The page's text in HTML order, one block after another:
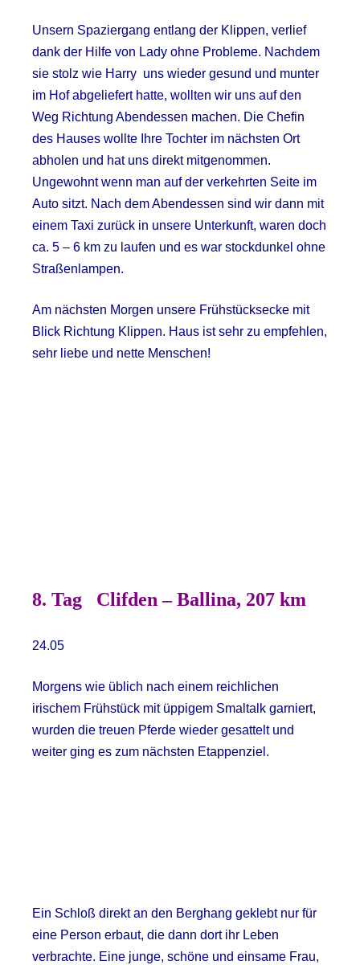
Unsern Spaziergang entlang der Klippen, verlief
dank der Hilfe von Lady ohne Probleme. Nachdem
sie stolz wie Harry uns wieder gesund und munter
im Hof abgeliefert hatte, wollten wir uns auf den
Weg Richtung Abendessen machen. Die Chefin
des Hauses wollte Ihre Tochter im nächsten Ort
abholen und hat uns direkt mitgenommen.
Ungewohnt wenn man auf der verkehrten Seite im
Auto sitzt. Nach dem Abendessen sind wir dann mit
einem Taxi zurück in unsere Unterkunft, waren doch
ca. 5 – 6 km zu laufen und es war stockdunkel ohne
Straßenlampen.
Am nächsten Morgen unsere Frühstücksecke mit
Blick Richtung Klippen. Haus ist sehr zu empfehlen,
sehr liebe und nette Menschen!
8. Tag Clifden – Ballina, 207 km
24.05
Morgens wie üblich nach einem reichlichen
irischem Frühstück mit üppigem Smaltalk garniert,
wurden die treuen Pferde wieder gesattelt und
weiter ging es zum nächsten Etappenziel.
Ein Schloß direkt an den Berghang geklebt nur für
eine Person erbaut, die dann dort ihr Leben
verbrachte. Eine junge, schöne und einsame Frau,